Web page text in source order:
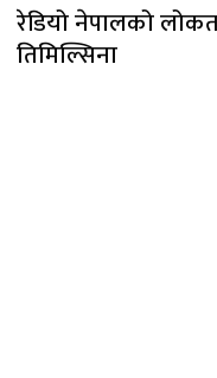
रेडियो नेपालको
तिमिल्सिना